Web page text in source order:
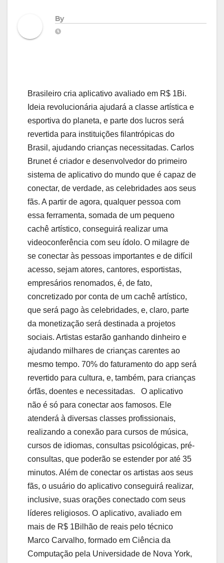
By
Brasileiro cria aplicativo avaliado em R$ 1Bi.
Ideia revolucionária ajudará a classe artística e
esportiva do planeta, e parte dos lucros será
revertida para instituições filantrópicas do
Brasil, ajudando crianças necessitadas. Carlos
Brunet é criador e desenvolvedor do primeiro
sistema de aplicativo do mundo que é capaz de
conectar, de verdade, as celebridades aos seus
fãs. A partir de agora, qualquer pessoa com
essa ferramenta, somada de um pequeno
cachê artístico, conseguirá realizar uma
videoconferência com seu ídolo. O milagre de
se conectar às pessoas importantes e de difícil
acesso, sejam atores, cantores, esportistas,
empresários renomados, é, de fato,
concretizado por conta de um cachê artístico,
que será pago às celebridades, e, claro, parte
da monetização será destinada a projetos
sociais. Artistas estarão ganhando dinheiro e
ajudando milhares de crianças carentes ao
mesmo tempo. 70% do faturamento do app será
revertido para cultura, e, também, para crianças
órfãs, doentes e necessitadas. O aplicativo
não é só para conectar aos famosos. Ele
atenderá à diversas classes profissionais,
realizando a conexão para cursos de música,
cursos de idiomas, consultas psicológicas, pré-
consultas, que poderão se estender por até 35
minutos. Além de conectar os artistas aos seus
fãs, o usuário do aplicativo conseguirá realizar,
inclusive, suas orações conectado com seus
líderes religiosos. O aplicativo, avaliado em
mais de R$ 1Bilhão de reais pelo técnico
Marco Carvalho, formado em Ciência da
Computação pela Universidade de Nova York,